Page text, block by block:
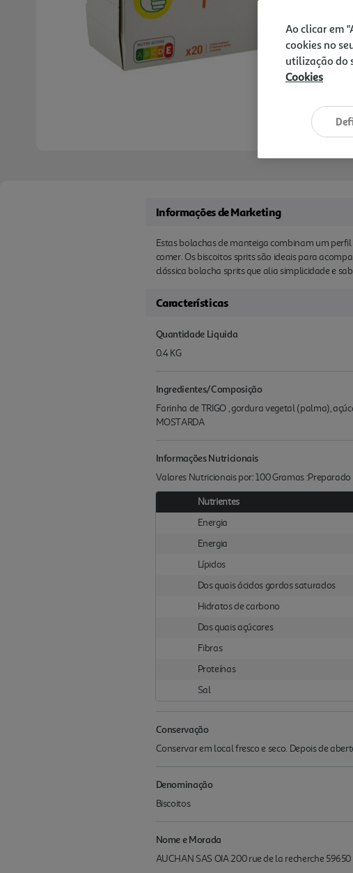
Informações de Marketing
Estas bolachas de manteiga combinam um
comer. Os biscoitos sprits são ideais para
clássica bolacha sprits que alia simplicidade e
Características
Quantidade Liquida
0.4 KG
Ingredientes/Composição
Farinha de TRIGO , gordura vegetal (palma),
MOSTARDA
Informações Nutricionais
Valores Nutricionais por: 100 Gramas :Preparado
Nutrientes
Energia
Energia
Lípidos
Dos quais ácidos gordos saturados
Hidratos de carbono
Dos quais açúcares
Fibras
Proteínas
Sal
Conservação
Conservar em local fresco e seco. Depois de
Denominação
Biscoitos
Nome e Morada
AUCHAN SAS OIA 200 rue de la recherche
Ao clicar em
cookies no
utilização do
Cookies